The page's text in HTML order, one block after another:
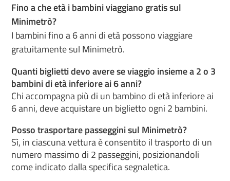
Fino a che età i bambini viaggiano gratis sul
Minimetrò?
I bambini fino a 6 anni di età possono viaggiare
gratuitamente sul Minimetrò.
Quanti biglietti devo avere se viaggio insieme a 2 o 3
bambini di età inferiore ai 6 anni?
Chi accompagna più di un bambino di età inferiore ai
6 anni, deve acquistare un biglietto ogni 2 bambini.
Posso trasportare passeggini sul Minimetrò?
Sì, in ciascuna vettura è consentito il trasporto di un
numero massimo di 2 passeggini, posizionandoli
come indicato dalla specifica segnaletica.